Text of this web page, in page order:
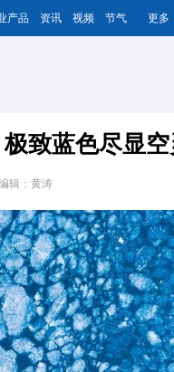
产品 资讯 视频 节气 更多
致蓝色尽显
辑：黄涛